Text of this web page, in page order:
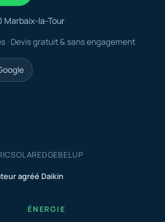
Marbaix-la-Tour
· Devis gratuit & sans engagement
SOLAREDGEBELUP
agréé Daikin
ÉNERGIE